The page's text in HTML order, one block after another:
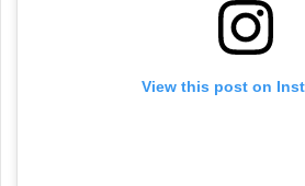
View this post on